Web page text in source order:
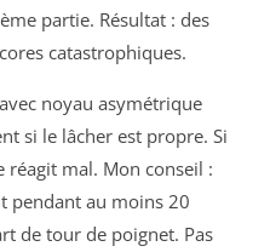
partie. Résultat : des
catastrophiques.
noyau asymétrique
si le lâcher est propre. Si
mal. Mon conseil :
pendant au moins 20
de tour de poignet. Pas